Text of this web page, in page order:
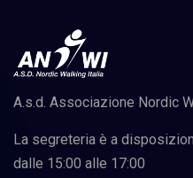
A.s.d. Associazione Nordic
La segreteria è a
dalle 15:00 alle 17:00